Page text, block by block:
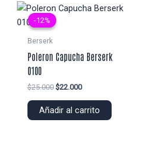
-12%
-12%
Berserk
Poleron Capucha Berserk
0100
$25.000 El
original
$22.000El
actual
Añadir al carrito